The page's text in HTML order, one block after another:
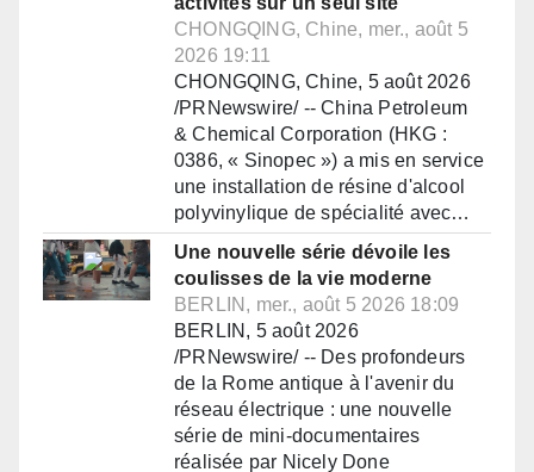
CHONGQING, Chine, mer., août 5
2026 19:11
CHONGQING, Chine, 5 août 2026
/PRNewswire/ -- China Petroleum
& Chemical Corporation (HKG :
0386, « Sinopec ») a mis en service
une installation de résine d'alcool
polyvinylique de spécialité avec…
Une nouvelle série dévoile les
coulisses de la vie moderne
BERLIN, mer., août 5 2026 18:09
BERLIN, 5 août 2026
/PRNewswire/ -- Des profondeurs
de la Rome antique à l'avenir du
réseau électrique : une nouvelle
série de mini-documentaires
réalisée par Nicely Done